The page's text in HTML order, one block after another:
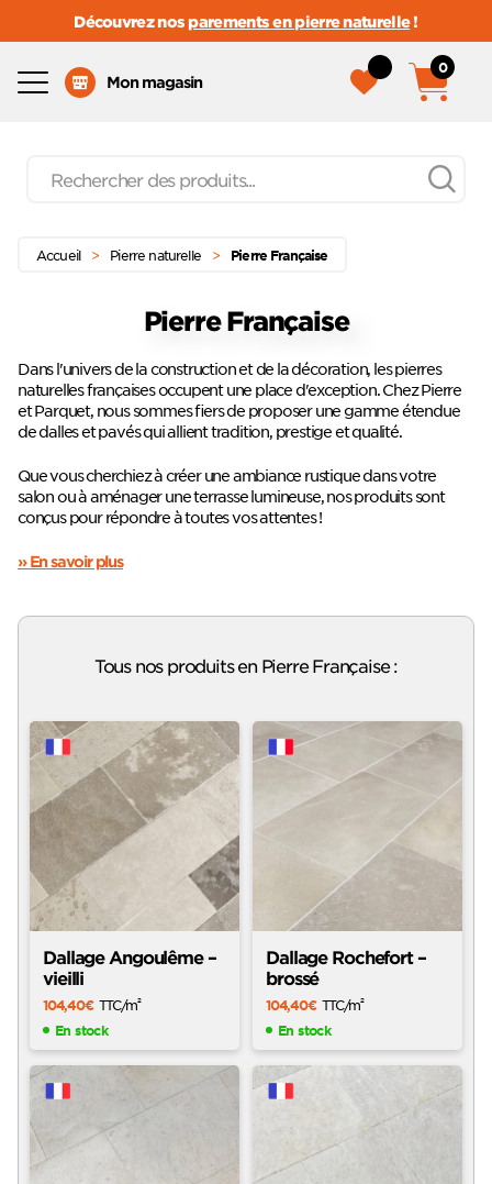
Découvrez nosparements en pierre naturelle!
Mon magasin
0
contenu
Menu
Accueil > Pierre naturelle > Pierre Française
Pierre Française
Dans l'univers de la construction et de la décoration, les pierres
naturelles françaises occupent une place d'exception. Chez Pierre
et Parquet, nous sommes fiers de proposer une gamme étendue
de dalles et pavés qui allient tradition, prestige et qualité.
Que vous cherchiez à créer une ambiance rustique dans votre
salon ou à aménager une terrasse lumineuse, nos produits sont
conçus pour répondre à toutes vos attentes !
» En savoir plus
Tous nos produits en Pierre Française:
Dallage Angoulême –
vieilli
104,40€ TTC/m2
En stock
Dallage Rochefort –
brossé
104,40€ TTC/m2
En stock